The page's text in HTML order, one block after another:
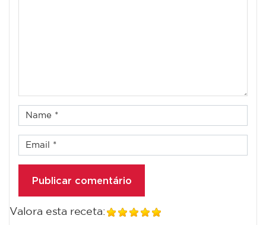
Valora esta receta: